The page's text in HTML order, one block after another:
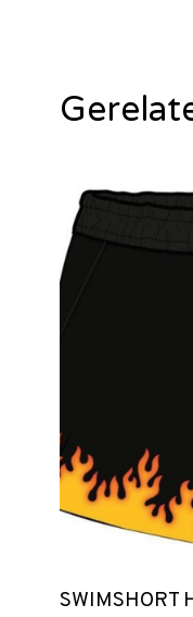
SWIMSHORT